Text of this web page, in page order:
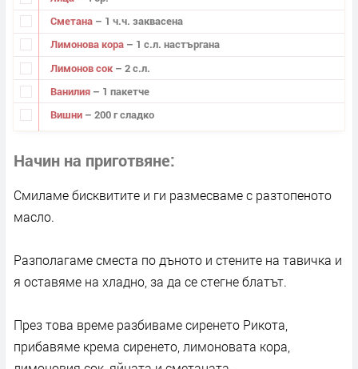
Сметана – 1 ч.ч. заквасена
Лимонова кора – 1 с.л. настъргана
Лимонов сок – 2 с.л.
Ванилия – 1 пакетче
Вишни – 200 г сладко
Начин на приготвяне
Смиламе бисквитите и ги размесваме с разтопеното
масло.
Разполагаме сместа по дъното и стените на тавичка и
я оставяме на хладно, за да се стегне блатът.
През това време разбиваме сиренето Рикота,
прибавяме крема сиренето, лимоновата кора,